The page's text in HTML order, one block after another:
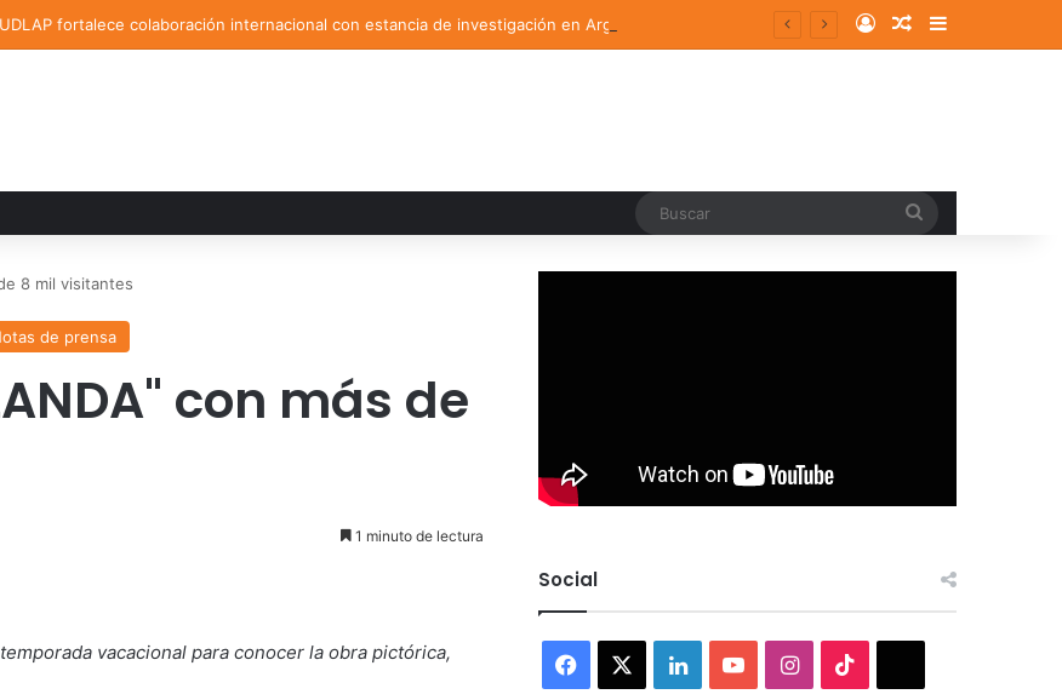
fortalece colaboración internacional con estancia de investigación en Argentina Log InRandom Article
Sidebar
8 mil visitantes
de prensa
con más de
1 minuto de lectura
vacacional para conocer la obra pictórica,
Social
Facebook LinkedInYouTubeInstagram